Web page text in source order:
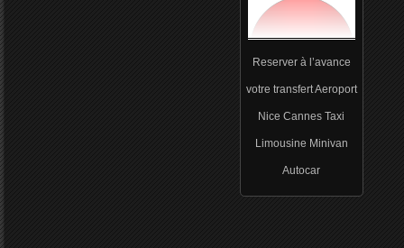
Reserver à l’avance
votre transfert Aeroport
Nice Cannes Taxi
Limousine Minivan
Autocar